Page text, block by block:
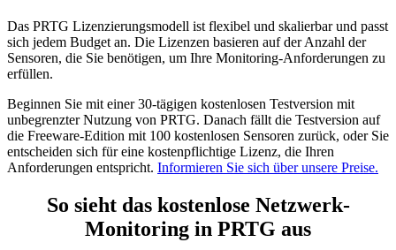
Das PRTG Lizenzierungsmodell ist flexibel und skalierbar und passt
sich jedem Budget an. Die Lizenzen basieren auf der Anzahl der
Sensoren, die Sie benötigen, um Ihre Monitoring-Anforderungen zu
erfüllen.
Beginnen Sie mit einer 30-tägigen kostenlosen Testversion mit
unbegrenzter Nutzung von PRTG. Danach fällt die Testversion auf
die Freeware-Edition mit 100 kostenlosen Sensoren zurück, oder Sie
entscheiden sich für eine kostenpflichtige Lizenz, die Ihren
Anforderungen entspricht. Informieren Sie sich über unsere Preise.
So sieht das kostenlose Netzwerk-
Monitoring in PRTG aus